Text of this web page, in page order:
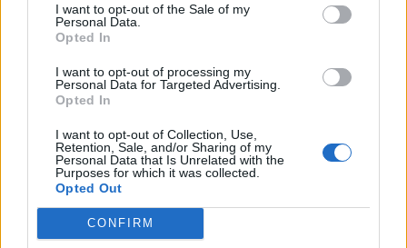
I want to opt-out of the Sale of my
Personal Data.
Opted In
I want to opt-out of processing my
Personal Data for Targeted Advertising.
Opted In
I want to opt-out of Collection, Use,
Retention, Sale, and/or Sharing of my
Personal Data that Is Unrelated with the
Purposes for which it was collected.
Opted Out
CONFIRM
av en fjärrkontroll. Genom denna kan man bland annat reglera
luftflödet och värmetillförseln.
Lågenergihustillverkare
någon form av lågenergihus.
• LågenergiHus i Sverige AB:www.lagenergihus.net
• Mälarvillan: www.malarvillan.se
• BothniaHus:www.bothniahus.com
• XNVillan:www.xnvillan.se